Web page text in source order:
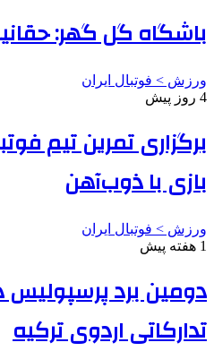
باشگاه گل گهر:
ورزش > فوتبال ایران
4 روز پیش
برگزاری تمرین تیم
بازی با ذوب‌آهن
ورزش > فوتبال ایران
1 هفته پیش
دومین برد پرسپولیس
تدارکاتی اردوی ترکیه